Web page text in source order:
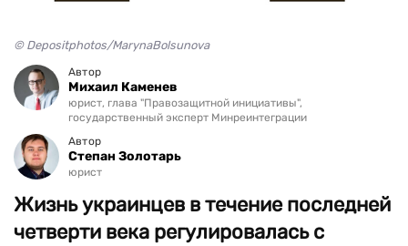
© Depositphotos/MarynaBolsunova
Автор
Михаил Каменев
юрист, глава "Правозащитной инициативы",
государственный эксперт Минреинтеграции
Автор
Степан Золотарь
юрист
Жизнь украинцев в течение последней
четверти века регулировалась с